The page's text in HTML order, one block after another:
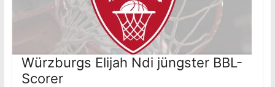
Würzburgs Elijah Ndi jüngster BBL-
Scorer